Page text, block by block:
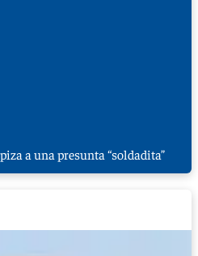
a una presunta “soldadita”